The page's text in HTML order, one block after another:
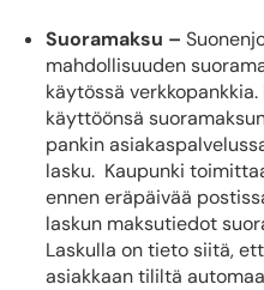
Suoramaksu –
mahdollisuuden
käytössä
käyttöönsä
pankin
lasku. Kaupunki
ennen eräpäivää
laskun maksutiedot
Laskulla on tieto siitä,
asiakkaan tililtä